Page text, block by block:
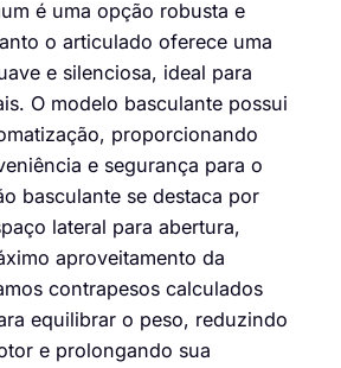
é uma opção robusta e
o articulado oferece uma
e silenciosa, ideal para
O modelo basculante possui
proporcionando
e segurança para o
basculante se destaca por
lateral para abertura,
aproveitamento da
contrapesos calculados
equilibrar o peso, reduzindo
e prolongando sua